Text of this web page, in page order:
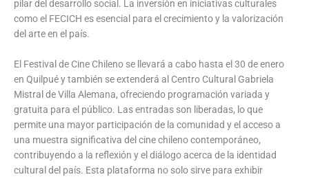
pilar del desarrollo social. La inversión en iniciativas culturales
como el FECICH es esencial para el crecimiento y la valorización
del arte en el país.
El Festival de Cine Chileno se llevará a cabo hasta el 30 de enero
en Quilpué y también se extenderá al Centro Cultural Gabriela
Mistral de Villa Alemana, ofreciendo programación variada y
gratuita para el público. Las entradas son liberadas, lo que
permite una mayor participación de la comunidad y el acceso a
una muestra significativa del cine chileno contemporáneo,
contribuyendo a la reflexión y el diálogo acerca de la identidad
cultural del país. Esta plataforma no solo sirve para exhibir